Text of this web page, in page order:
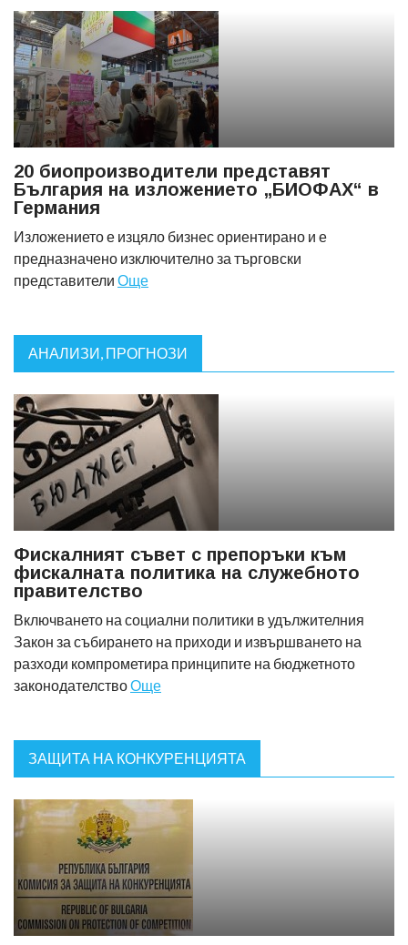
20 биопроизводители представят
България на изложението „БИОФАХ“ в
Германия
Изложението е изцяло бизнес ориентирано и е
предназначено изключително за търговски
представители Още
АНАЛИЗИ, ПРОГНОЗИ
Фискалният съвет с препоръки към
фискалната политика на служебното
правителство
Включването на социални политики в удължителния
Закон за събирането на приходи и извършването на
разходи компрометира принципите на бюджетното
законодателствоОще
ЗАЩИТА НА КОНКУРЕНЦИЯТА